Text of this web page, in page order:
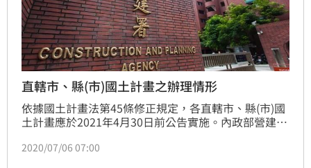
直轄市、縣(市)國土計畫之辦理情形
依據國土計畫法第45條修正規定，各直轄市、縣(市)國
土計畫應於2021年4月30日前公告實施。內政部營建署
年2月至4月召開國土計畫審議會專案小組會議討論，迄
2020/07/06 07:00